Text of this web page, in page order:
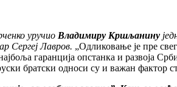
уручио Владимиру Кршљанину
Сергеј Лавров. „Одликовање је пре
гаранција опстанка и развоја
братски односи су и важан фактор